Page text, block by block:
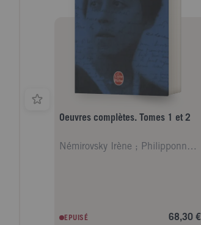
Oeuvres complètes. Tomes 1 et 2
Némirovsky Irène ; Philipponnat Olivier ; Epstein
EPUISÉ 68,30 €